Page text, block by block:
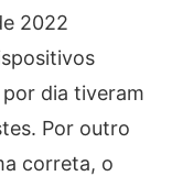
2022
dia tiveram
Por outro
correta, o